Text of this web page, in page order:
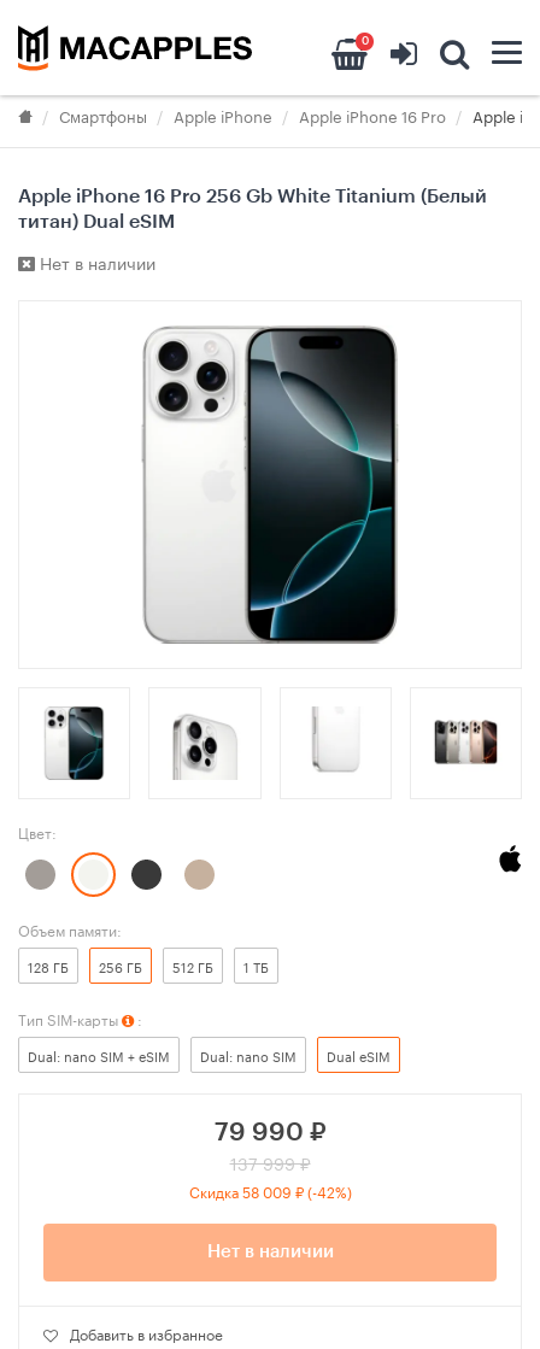
0
Смартфоны Apple iPhone Apple iPhone 16 Pro Аpple
Аpple iPhone 16 Pro 256 Gb White Titanium (Белый
титан) Dual eSIM
Нет в наличии
Цвет:
Объем памяти:
128 ГБ 256 ГБ 512 ГБ 1 ТБ
Тип SIM-карты :
Dual: nano SIM + eSIM Dual: nano SIM Dual eSIM
79 990 ₽
137 999 ₽
Скидка 58 009 ₽ (-42%)
Нет в наличии
Добавить в избранное